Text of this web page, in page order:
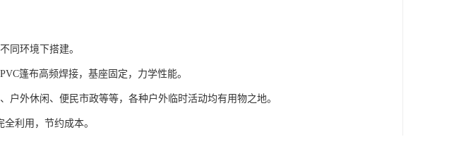
同环境下搭建。
篷布高频焊接，基座固定，力学性能。
户外休闲、便民市政等等，各种户外临时活动均有用物之地。
利用，节约成本。